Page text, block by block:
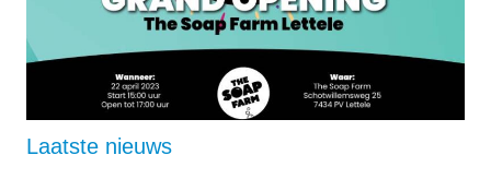
Laatste nieuws